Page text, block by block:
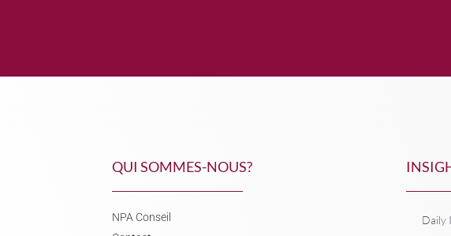
QUI SOMMES-NOUS?
NPA Conseil
Daily